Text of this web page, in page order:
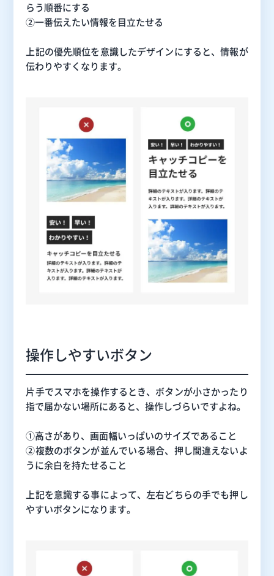
らう順番にする
②一番伝えたい情報を目立たせる
上記の優先順位を意識したデザインにすると、情報が
伝わりやすくなります。
操作しやすいボタン
片手でスマホを操作するとき、ボタンが小さかったり
指で届かない場所にあると、操作しづらいですよね。
①高さがあり、画面幅いっぱいのサイズであること
②複数のボタンが並んでいる場合、押し間違えないよ
うに余白を持たせること
上記を意識する事によって、左右どちらの手でも押し
やすいボタンになります。